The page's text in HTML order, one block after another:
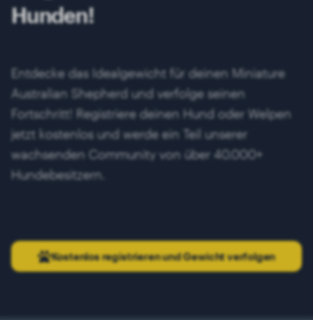
Hunden!
Entdecke das Idealgewicht für deinen Miniature
Australian Shepherd und verfolge seinen
Fortschritt! Registriere deinen Hund oder Welpen
jetzt kostenlos und werde ein Teil unserer
wachsenden Community von über 40.000+
Hundebesitzern.
Kostenlos registrieren und Gewicht verfolgen